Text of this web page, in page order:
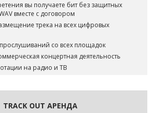
вы получаете бит без защитных
вместе с договором
трека на всех цифровых
со всех площадок
концертная деятельность
на радио и ТВ
TRACK OUT АРЕНДА